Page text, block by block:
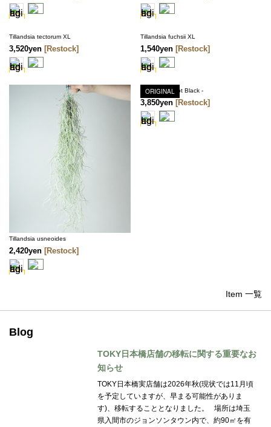
Tillandsia tectorum XL
3,520yen [Restock]
Tillandsia fuchsii XL
1,540yen [Restock]
Tillandsia usneoides
2,420yen [Restock]
ORIGINAL
Bud Vase - Dot Black -
3,850yen [Restock]
Item 一覧
Blog
TOKY日本橋店舗の移転に関する重要なお
知らせ
TOKY日本橋実店舗は2026年秋(現状では11月頃
を予定していますが、早まる可能性がありま
す)、移転することとなりました。 場所は埼玉
県入間市のジョンソンタウン内で、約90㎡を有